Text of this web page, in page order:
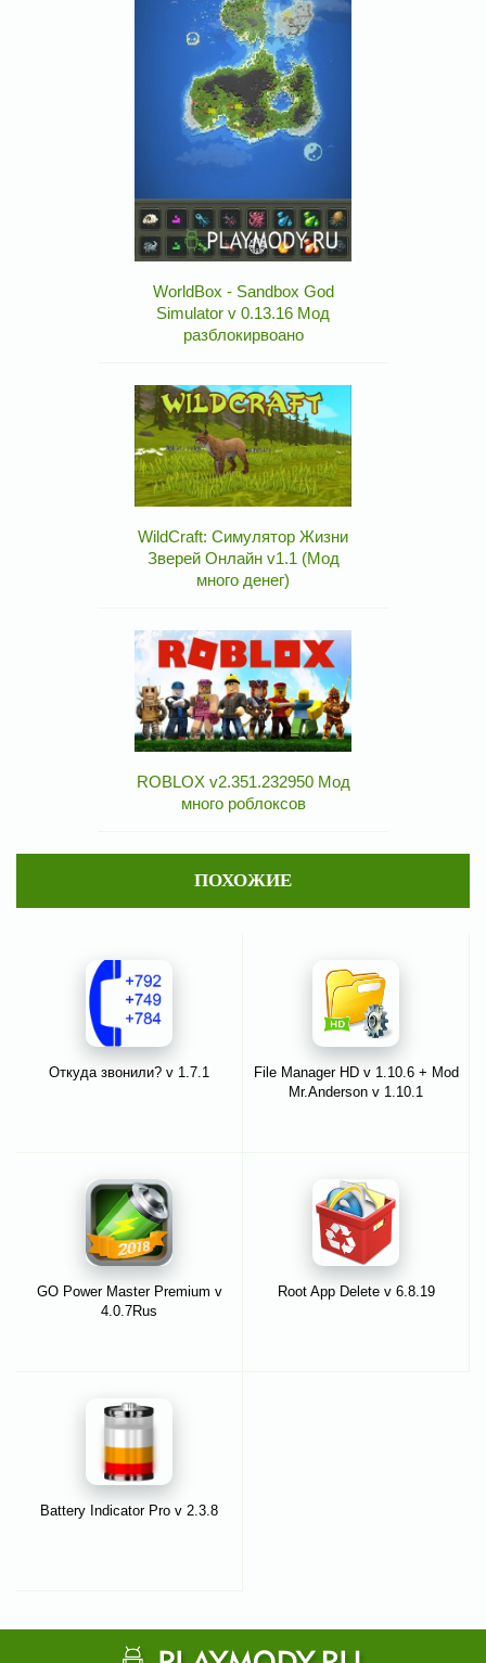
WorldBox - Sandbox God
Simulator v 0.13.16 Мод
разблокирвоано
WildCraft: Симулятор Жизни
Зверей Онлайн v1.1 (Мод
много денег)
ROBLOX v2.351.232950 Мод
много роблоксов
ПОХОЖИЕ
Откуда звонили? v 1.7.1
File Manager HD v 1.10.6 + Mod
Mr.Anderson v 1.10.1
GO Power Master Premium v
4.0.7Rus
Root App Delete v 6.8.19
Battery Indicator Pro v 2.3.8